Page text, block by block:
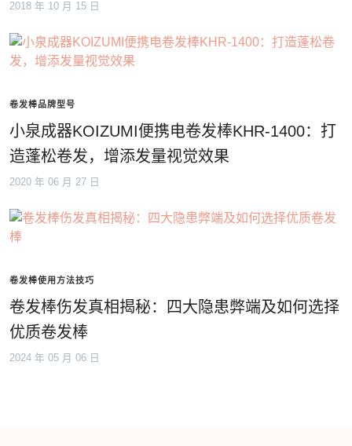
2018 年 10 月 15 日
卷发棒品牌型号
小泉成器KOIZUMI便携电卷发棒KHR-1400：打
造蓬松卷发，增添发量视觉效果
2020 年 06 月 27 日
卷发棒使用方法技巧
卷发棒伤发真相揭秘：四大隐患弊端及如何选择
优质卷发棒
2024 年 05 月 06 日